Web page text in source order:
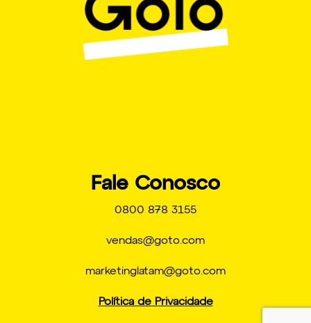
Fale Conosco
0800 878 3155
vendas@goto.com
marketinglatam@goto.com
Política de Privacidade